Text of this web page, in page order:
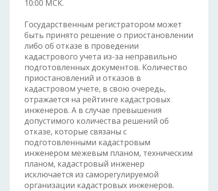
10:00 МСК.
Государственным регистратором может
быть принято решение о приостановлении
либо об отказе в проведении
кадастрового учета из-за неправильно
подготовленных документов. Количество
приостановлений и отказов в
кадастровом учете, в свою очередь,
отражается на рейтинге кадастровых
инженеров. А в случае превышения
допустимого количества решений об
отказе, которые связаны с
подготовленными кадастровым
инженером межевым планом, техническим
планом, кадастровый инженер
исключается из саморегулируемой
организации кадастровых инженеров.